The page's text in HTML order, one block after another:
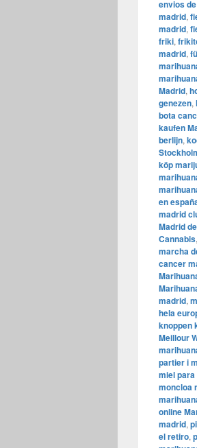
envios
madrid,
madrid,
friki,
madrid,
Madrid,
genezen,
bota
kaufen
berlijn,
köp
en
madrid
Madrid
Cannabis,
marcha
cancer
madrid,
hela
knoppen
Meillour
partier i
miel
moncloa
online
madrid,
el retiro,